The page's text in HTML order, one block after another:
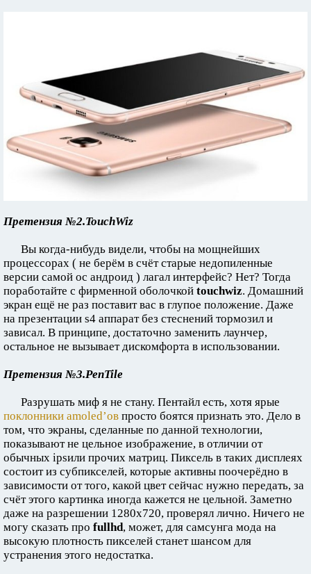
Претензия №2.TouchWiz
Вы когда-нибудь видели, чтобы на мощнейших
процессорах ( не берём в счёт старые недопиленные
версии самой ос андроид ) лагал интерфейс? Нет? Тогда
поработайте с фирменной оболочкой touchwiz. Домашний
экран ещё не раз поставит вас в глупое положение. Даже
на презентации s4 аппарат без стеснений тормозил и
зависал. В принципе, достаточно заменить лаунчер,
остальное не вызывает дискомфорта в использовании.
Претензия №3.PenTile
Разрушать миф я не стану. Пентайл есть, хотя ярые
поклонники amoled’ов просто боятся признать это. Дело в
том, что экраны, сделанные по данной технологии,
показывают не цельное изображение, в отличии от
обычных ipsили прочих матриц. Пиксель в таких дисплеях
состоит из субпикселей, которые активны поочерёдно в
зависимости от того, какой цвет сейчас нужно передать, за
счёт этого картинка иногда кажется не цельной. Заметно
даже на разрешении 1280х720, проверял лично. Ничего не
могу сказать про fullhd, может, для самсунга мода на
высокую плотность пикселей станет шансом для
устранения этого недостатка.